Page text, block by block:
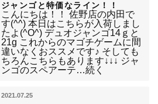
ジャンゴと特価なライン！！
こんにちは！！ 佐野店の内田で
す(^^) 本日はこちらが入荷しまし
たよ(^O^) デュオジャンゴ14ｇと
21g これからのマゴチゲームに間
違いなくおススメです♪ そしても
ちろんこちらもあります↓↓↓ ジャ
ンゴのスペアーテ…続く
2021.07.25